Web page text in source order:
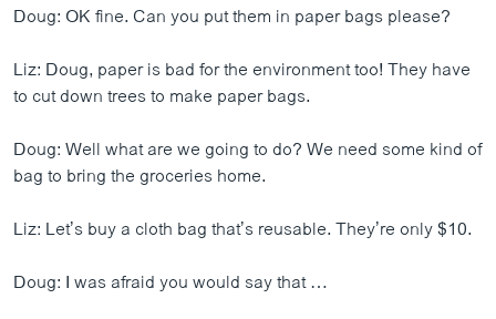
Doug: OK fine. Can you put them in paper bags please?
Liz: Doug, paper is bad for the environment too! They have
to cut down trees to make paper bags.
Doug: Well what are we going to do? We need some kind of
bag to bring the groceries home.
Liz: Let’s buy a cloth bag that’s reusable. They’re only $10.
Doug: I was afraid you would say that …